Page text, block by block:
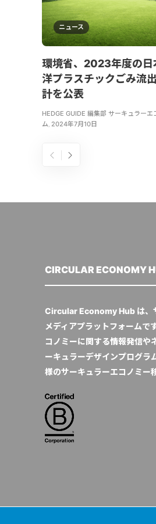
ニュース
環境省、2023年度の日
洋プラスチックごみ流
計を公表
HEDGE GUIDE 編集部 サーキュラーエ
ム, 2024年7月10日
CIRCULAR ECONOMY
Circular Economy Hub は、
メディアプラットフォームで
コノミーに関する情報発信や
ーキュラーデザインプログラ
様のサーキュラーエコノミー